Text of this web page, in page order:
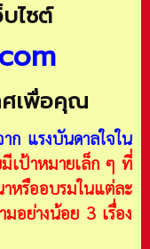
ไซต์
ศเพื่อคุณ
ก แรงบันดาลใจใน
เป้าหมายเล็ก ๆ ที่
าหรืออบรมในแต่ละ
อย่างน้อย 3 เรื่อง